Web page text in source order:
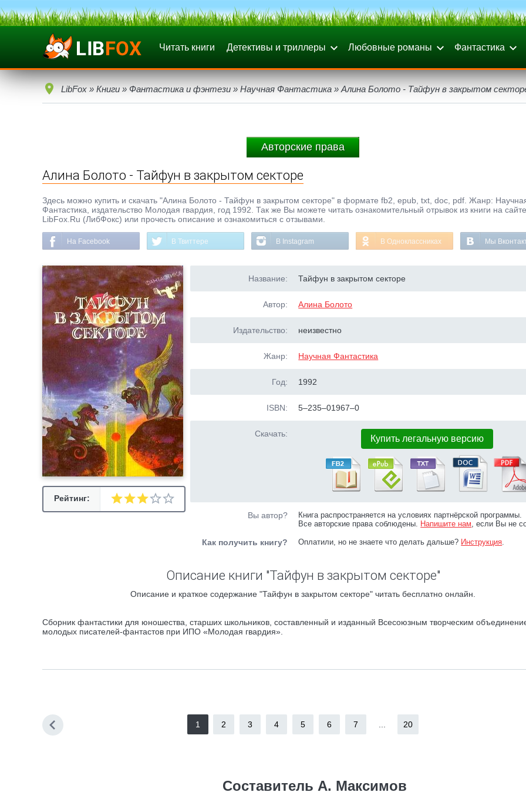
Читать книги Детективы и триллеры Любовные романы Фантастика
LibFox » Книги » Фантастика и фэнтези » Научная Фантастика » Алина Болото - Тайфун в закрытом
Авторские права
Алина Болото - Тайфун в закрытом секторе
Здесь можно купить и скачать "Алина Болото - Тайфун в закрытом секторе" в формате fb2, epub, txt, doc, pdf. Жанр:
Фантастика, издательство Молодая гвардия, год 1992. Так же Вы можете читать ознакомительный отрывок из книги на сайте
LibFox.Ru (ЛибФокс) или прочесть описание и ознакомиться с отзывами.
На Facebook В Твиттере В Instagram В Одноклассниках Мы
Рейтинг:
Название: Тайфун в закрытом секторе
Автор: Алина Болото
Издательство: неизвестно
Жанр: Научная Фантастика
Год: 1992
ISBN: 5–235–01967–0
Скачать: Купить легальную версию
Вы автор?
Книга распространяется на условиях партнёрской программы.
Все авторские права соблюдены. Напишите нам, если Вы не
Как получить книгу? Оплатили, но не знаете что делать дальше? Инструкция.
Описание книги "Тайфун в закрытом секторе"
Описание и краткое содержание "Тайфун в закрытом секторе" читать бесплатно онлайн.
Сборник фантастики для юношества, старших школьников, составленный и изданный Всесоюзным творческим
молодых писателей-фантастов при ИПО «Молодая гвардия».
1 2 3 4 5 6 7 20
Составитель А. Максимов